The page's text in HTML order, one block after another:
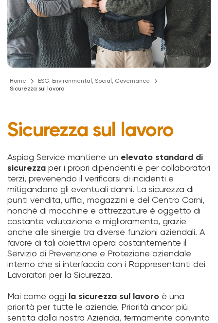
Home
ESG: Environmental, Social, Governance
Sicurezza sul lavoro
Sicurezza sul lavoro
Aspiag Service mantiene un elevato standard di
sicurezza per i propri dipendenti e per collaboratori
terzi, prevenendo il verificarsi di incidenti e
mitigandone gli eventuali danni. La sicurezza di
punti vendita, uffici, magazzini e del Centro Carni,
nonché di macchine e attrezzature è oggetto di
costante valutazione e miglioramento, grazie
anche alle sinergie tra diverse funzioni aziendali. A
favore di tali obiettivi opera costantemente il
Servizio di Prevenzione e Protezione aziendale
interno che si interfaccia con i Rappresentanti dei
Lavoratori per la Sicurezza.
Mai come oggi la sicurezza sul lavoro è una
priorità per tutte le aziende. Priorità ancor più
sentita dalla nostra Azienda, fermamente convinta